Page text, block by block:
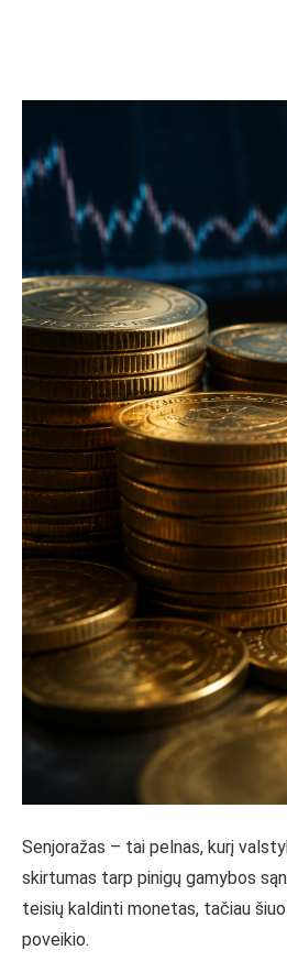
Senjoražas – tai pelnas, kurį
skirtumas tarp pinigų gamybos
teisių kaldinti monetas, tačiau
poveikio.